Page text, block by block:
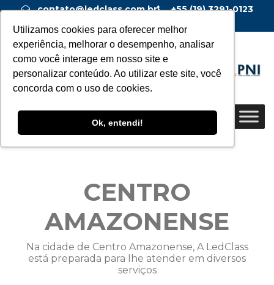
Utilizamos cookies para oferecer melhor
experiência, melhorar o desempenho, analisar
como você interage em nosso site e
personalizar conteúdo. Ao utilizar este site, você
concorda com o uso de cookies.
Ok, entendi!
contato@ledclass.com.br
+55 (19) 3291-0123
CENTRO
AMAZONENSE
Na cidade de Centro Amazonense, A LedClass
está preparada para lhe atender em diversos
serviços